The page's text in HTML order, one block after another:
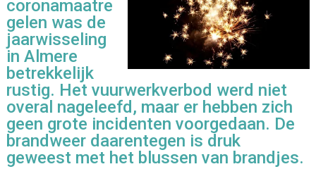
coronamaatre
gelen was de
jaarwisseling
in Almere
betrekkelijk
rustig. Het vuurwerkverbod werd niet
overal nageleefd, maar er hebben zich
geen grote incidenten voorgedaan. De
brandweer daarentegen is druk
geweest met het blussen van brandjes.